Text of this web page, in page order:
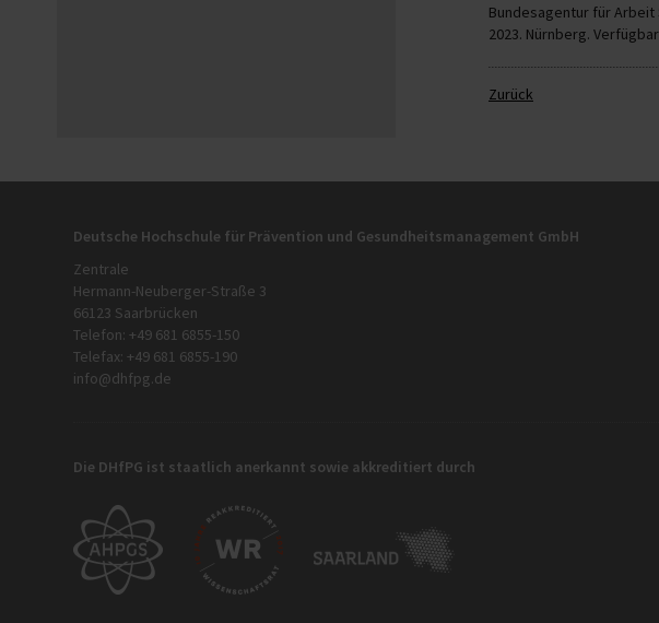
Bundesagentur für
2023. Nürnberg.
Zurück
Deutsche Hochschule für Prävention und Gesundheitsmanagement GmbH
Zentrale
Hermann-Neuberger-Straße 3
66123 Saarbrücken
Telefon: +49 681 6855-150
Telefax: +49 681 6855-190
info@dhfpg.de
Die DHfPG ist staatlich anerkannt sowie akkreditiert durch